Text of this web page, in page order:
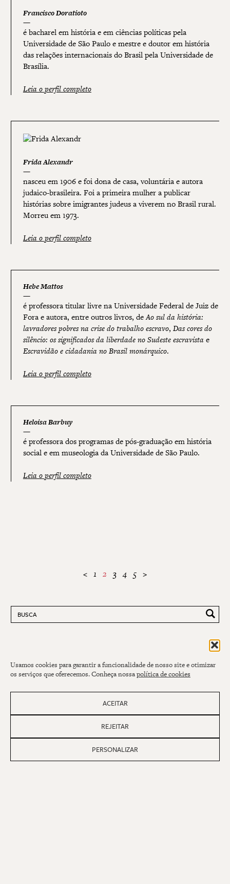
Usamos cookies para garantir a funcionalidade de nosso site e otimizar
os serviços que oferecemos. Conheça nossapolítica de cookies
ACEITAR
REJEITAR
PERSONALIZAR
Pesquisar por:
< 1 2 3 4 5 >
Francisco Doratioto
é bacharel em história e em ciências políticas pela
Universidade de São Paulo e mestre e doutor em história
das relações internacionais do Brasil pela Universidade de
Brasília.
Leia o perfil completo
Frida Alexandr
nasceu em 1906 e foi dona de casa, voluntária e autora
judaico-brasileira. Foi a primeira mulher a publicar
histórias sobre imigrantes judeus a viverem no Brasil rural.
Morreu em 1973.
Leia o perfil completo
Hebe Mattos
é professora titular livre na Universidade Federal de Juiz de
Fora e autora, entre outros livros, deAo sul da história:
lavradores pobres na crise do trabalho escravo, Das cores do
silêncio: os significados da liberdade no Sudeste escravistae
Escravidão e cidadania no Brasil monárquico.
Leia o perfil completo
Heloisa Barbuy
é professora dos programas de pós-graduação em história
social e em museologia da Universidade de São Paulo.
Leia o perfil completo
Assine nossa newsletter
NOME